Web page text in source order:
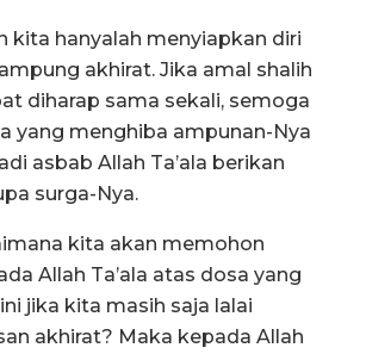
kita hanyalah menyiapkan diri
akhirat. Jika amal shalih
diharap sama sekali, semoga
yang menghiba ampunan-Nya
asbab Allah Ta’ala berikan
surga-Nya.
kita akan memohon
Allah Ta’ala atas dosa yang
jika kita masih saja lalai
akhirat? Maka kepada Allah